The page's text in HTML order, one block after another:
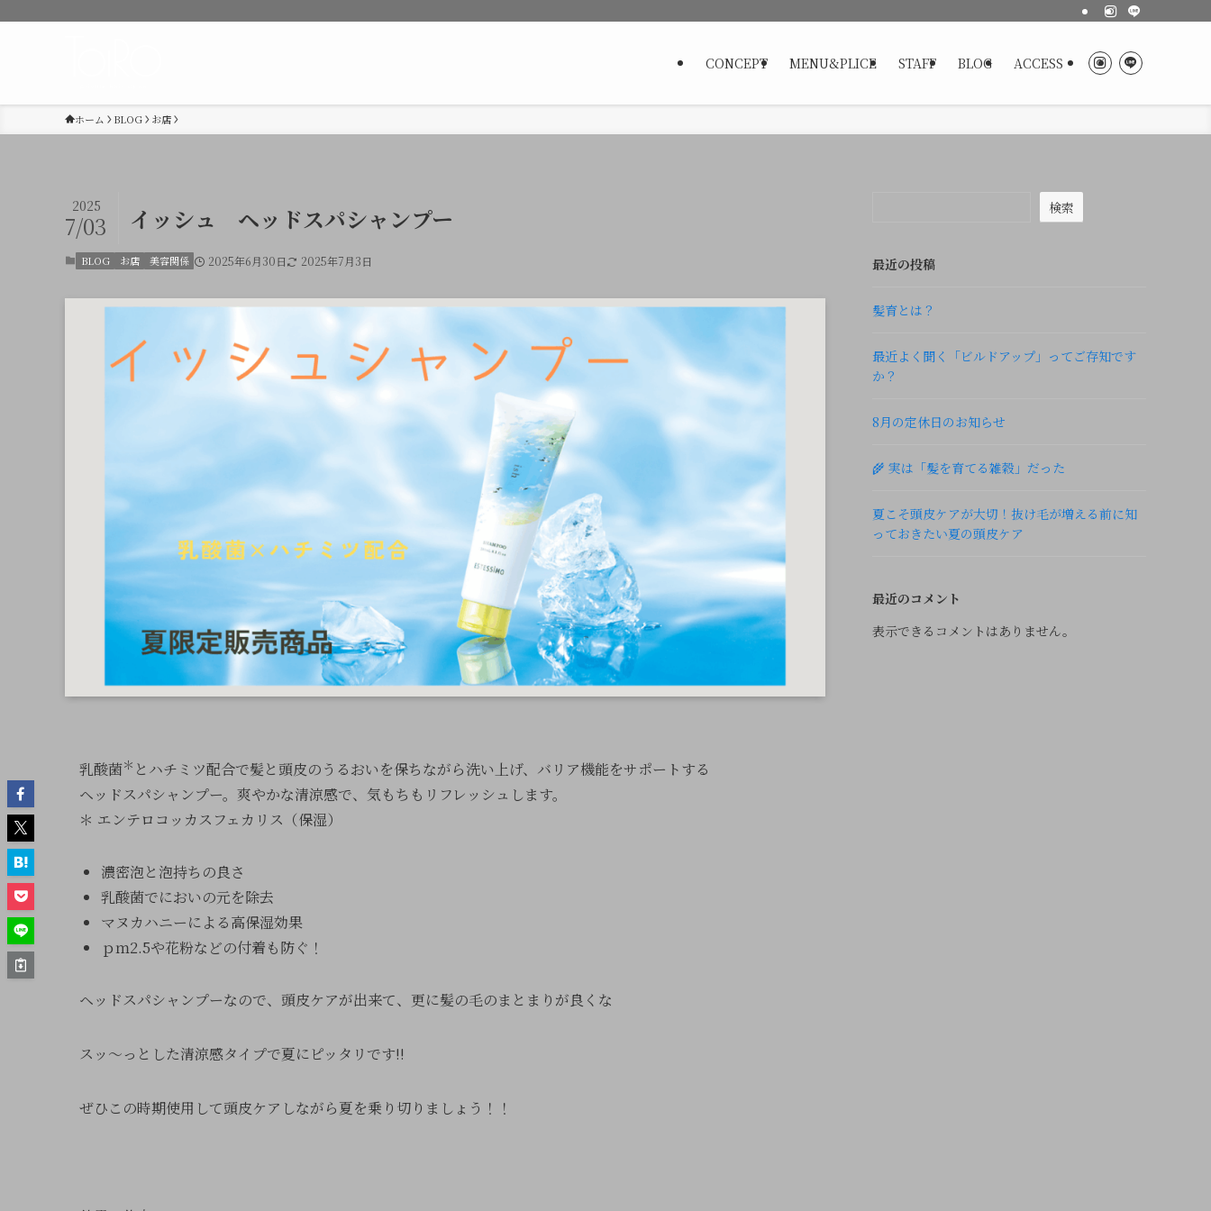
CONCEPT MENU&PLICE STAFF BLOG ACCESS
ホーム BLOG お店
イッシュ ヘッドスパシャンプー
2025
7/03
BLOG お店 美容関係 2025年6月30日 2025年7月3日
乳酸菌＊ とハチミツ配合で髪と頭皮のうるおいを保ちながら洗い上げ、バリア機能をサポートする
ヘッドスパシャンプー。爽やかな清涼感で、気もちもリフレッシュします。
＊ エンテロコッカスフェカリス（保湿）
濃密泡と泡持ちの良さ
乳酸菌でにおいの元を除去
マヌカハニーによる高保湿効果
ｐｍ2.5や花粉などの付着も防ぐ！
ヘッドスパシャンプーなので、頭皮ケアが出来て、更に髪の毛のまとまりが良くな
スッ～っとした清涼感タイプで夏にピッタリです!!
ぜひこの時期使用して頭皮ケアしながら夏を乗り切りましょう！！
検索
最近の投稿
髪育とは？
最近よく聞く「ビルドアップ」ってご存知です
か？
8月の定休日のお知らせ
🌾 実は「髪を育てる雑穀」だった
夏こそ頭皮ケアが大切！抜け毛が増える前に知
っておきたい夏の頭皮ケア
最近のコメント
表示できるコメントはありません。